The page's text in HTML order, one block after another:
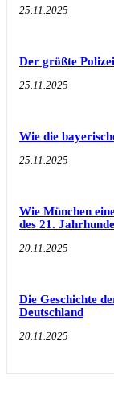
25.11.2025
Der größte
25.11.2025
Wie die
25.11.2025
Wie München
des 21.
20.11.2025
Die Geschichte
Deutschland
20.11.2025